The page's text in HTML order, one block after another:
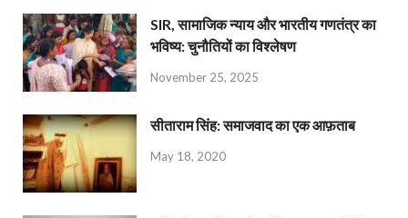
SIR, सामाजिक न्याय और भारतीय गणतंत्र का
भविष्य: चुनौतियों का विश्लेषण
November 25, 2025
सीताराम सिंह: समाजवाद का एक आफ़ताब
May 18, 2020